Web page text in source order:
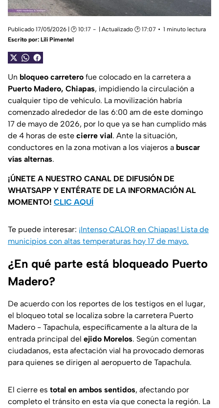
Publicado 17/05/2026 | 🕑 10:17 | Actualizado 🕑 17:07
1 minuto lectura
Escrito por: Lili Pimentel
Un bloqueo carretero fue colocado en la carretera a
Puerto Madero, Chiapas, impidiendo la circulación a
cualquier tipo de vehículo. La movilización habría
comenzado alrededor de las 6:00 am de este domingo
17 de mayo de 2026, por lo que ya se han cumplido más
de 4 horas de este cierre vial. Ante la situación,
conductores en la zona motivan a los viajeros a buscar
vías alternas.
¡ÚNETE A NUESTRO CANAL DE DIFUSIÓN DE
WHATSAPP Y ENTÉRATE DE LA INFORMACIÓN AL
MOMENTO! CLIC AQUÍ
Te puede interesar: ¡Intenso CALOR en Chiapas! Lista de
municipios con altas temperaturas hoy 17 de mayo.
¿En qué parte está bloqueado Puerto
Madero?
De acuerdo con los reportes de los testigos en el lugar,
el bloqueo total se localiza sobre la carretera Puerto
Madero - Tapachula, específicamente a la altura de la
entrada principal del ejido Morelos. Según comentan
ciudadanos, esta afectación vial ha provocado demoras
para quienes se dirigen al aeropuerto de Tapachula.
El cierre es total en ambos sentidos, afectando por
completo el tránsito en esta vía que conecta la región. La